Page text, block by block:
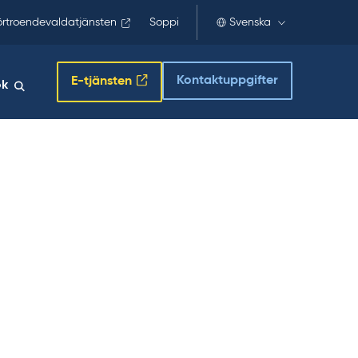
Soppi Svenska
E-tjänsten Kontaktuppgifter